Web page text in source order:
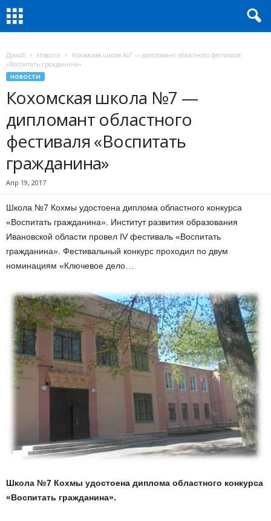
Домой Новости
Кохомская школа №7 — дипломант областного фестиваля
«Воспитать гражданина»
НОВОСТИ
Кохомская школа №7 —
дипломант областного
фестиваля «Воспитать
гражданина»
Апр 19, 2017
Школа №7 Кохмы удостоена диплома областного конкурса
«Воспитать гражданина». Институт развития образования
Ивановской области провел IV фестиваль «Воспитать
гражданина». Фестивальный конкурс проходил по двум
номинациям «Ключевое дело…
Школа №7 Кохмы удостоена диплома областного конкурса
«Воспитать гражданина».